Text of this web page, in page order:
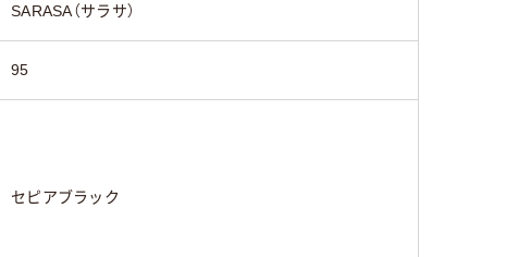
SARASA（サラサ）
95
セピアブラック